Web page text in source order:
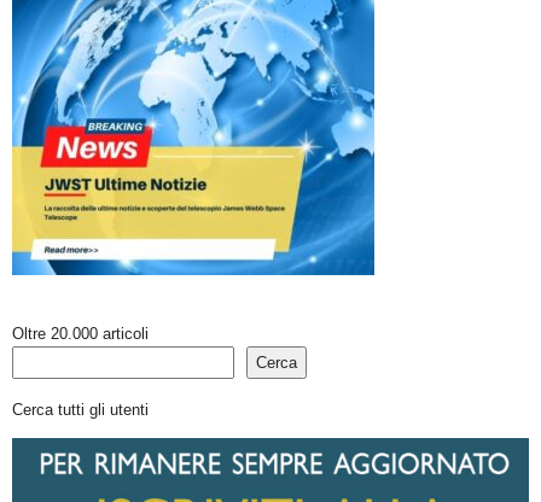
Oltre 20.000 articoli
Cerca
Cerca tutti gli utenti